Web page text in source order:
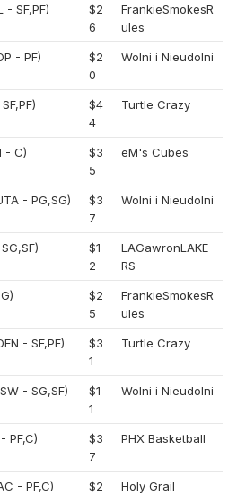
- SF,PF)
$2
6
FrankieSmokesR
ules
- PF)
$2
0
Wolni i Nieudolni
$4
4
Turtle Crazy
- C)
$3
5
eM's Cubes
- PG,SG)
$3
7
Wolni i Nieudolni
$1
2
LAGawronLAKE
RS
$2
5
FrankieSmokesR
ules
- SF,PF)
$3
1
Turtle Crazy
- SG,SF)
$1
1
Wolni i Nieudolni
PF,C)
$3
7
PHX Basketball
- PF,C)
$2
Holy Grail